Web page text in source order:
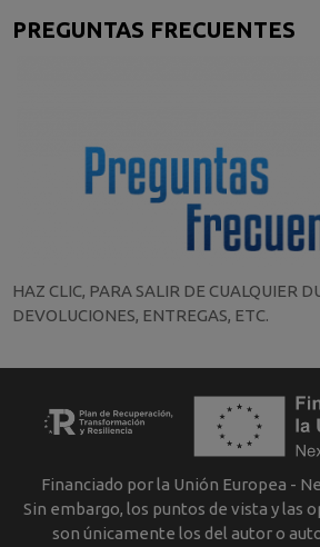
PREGUNTAS FRECUENTES
HAZ CLIC, PARA SALIR DE CUALQUIER
DEVOLUCIONES, ENTREGAS, ETC.
Financiado por la Unión Europea -
Sin embargo, los puntos de vista y las
son únicamente los del autor o